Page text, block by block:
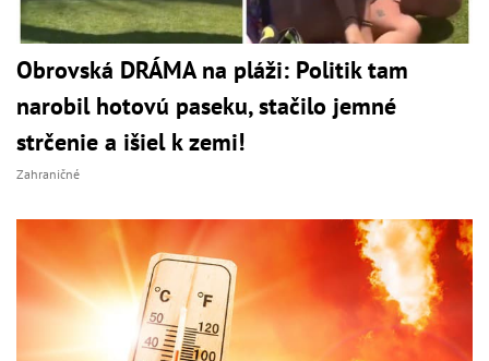
Obrovská DRÁMA na pláži: Politik tam
narobil hotovú paseku, stačilo jemné
strčenie a išiel k zemi!
Zahraničné